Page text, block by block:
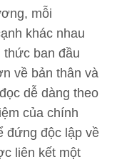
mỗi
khác nhau
thức ban đầu
về bản thân và
dễ dàng theo
của chính
đứng độc lập về
liên kết một